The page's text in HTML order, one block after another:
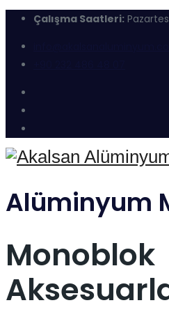
Çalışma Saatleri:
Alüminyum
Monoblok